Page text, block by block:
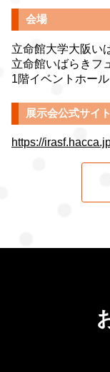
会場
立命館大学大阪い
立命館いばらきフ
1階イベントホール
展示会公式サイト
https://